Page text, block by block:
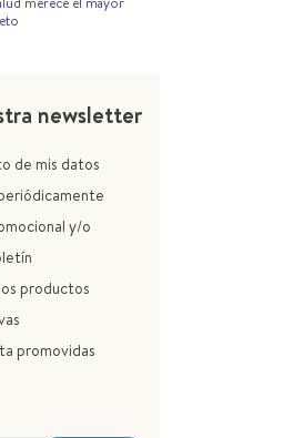
newsletter
de mis datos
y/o
productos
promovidas